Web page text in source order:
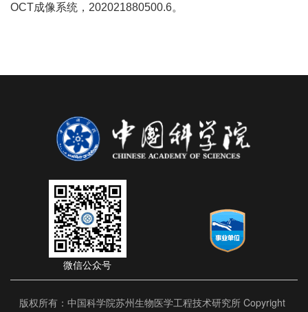
OCT成像系统， 202021880500.6。
微信公众号
版权所有：中国科学院苏州生物医学工程技术研究所 Copyright